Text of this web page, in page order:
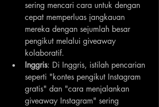
sering mencari cara untuk dengan
cepat memperluas jangkauan
mereka dengan sejumlah besar
pengikut melalui giveaway
kolaboratif.
Inggris: Di Inggris, istilah pencarian
seperti "kontes pengikut Instagram
gratis" dan "cara menjalankan
giveaway Instagram" sering